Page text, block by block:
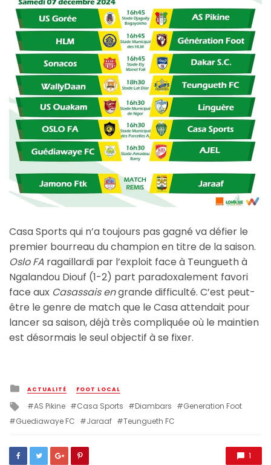
Casa Sports qui n’a toujours pas gagné va défier le
premier bourreau du champion en titre de la saison.
Oslo FA ragaillardi par l’exploit face à Teungueth à
Ngalandou Diouf (1-2) part paradoxalement favori
face aux Casassais engrande difficulté. C’est peut-
être le genre de match que le Casa attendait pour
lancer sa saison, déjà très compliquée où le maintien
est désormais le seul objectif à se fixer.
Posted
in
ACTUALITÉ FOOT LOCAL
Tagged
with
AS Pikine Casa Sports Diambars
Generation Foot
Guediawaye FC
Jaraaf Teungueth FC
1